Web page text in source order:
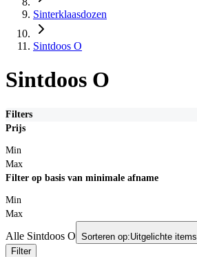
Sinterklaasdozen
Sintdoos O
Sintdoos O
Filters
Prijs
Min
Max
Filter op basis van minimale afname
Min
Max
Alle Sintdoos O Sorteren op:Uitgelichte items
Filter